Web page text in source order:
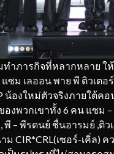
ำภารกิจที่หลากหลาย ใ
ซม เลออน พาย พี ติวเต
น้องใหม่ตัวจริงภายใต้คอ
องพวกเขาทั้ง 6 คน แซม
– พีรดนย์ ชื่นอารมย์ ,ติว
ม CIR*CRL(เซอร์-เคิ่ล)